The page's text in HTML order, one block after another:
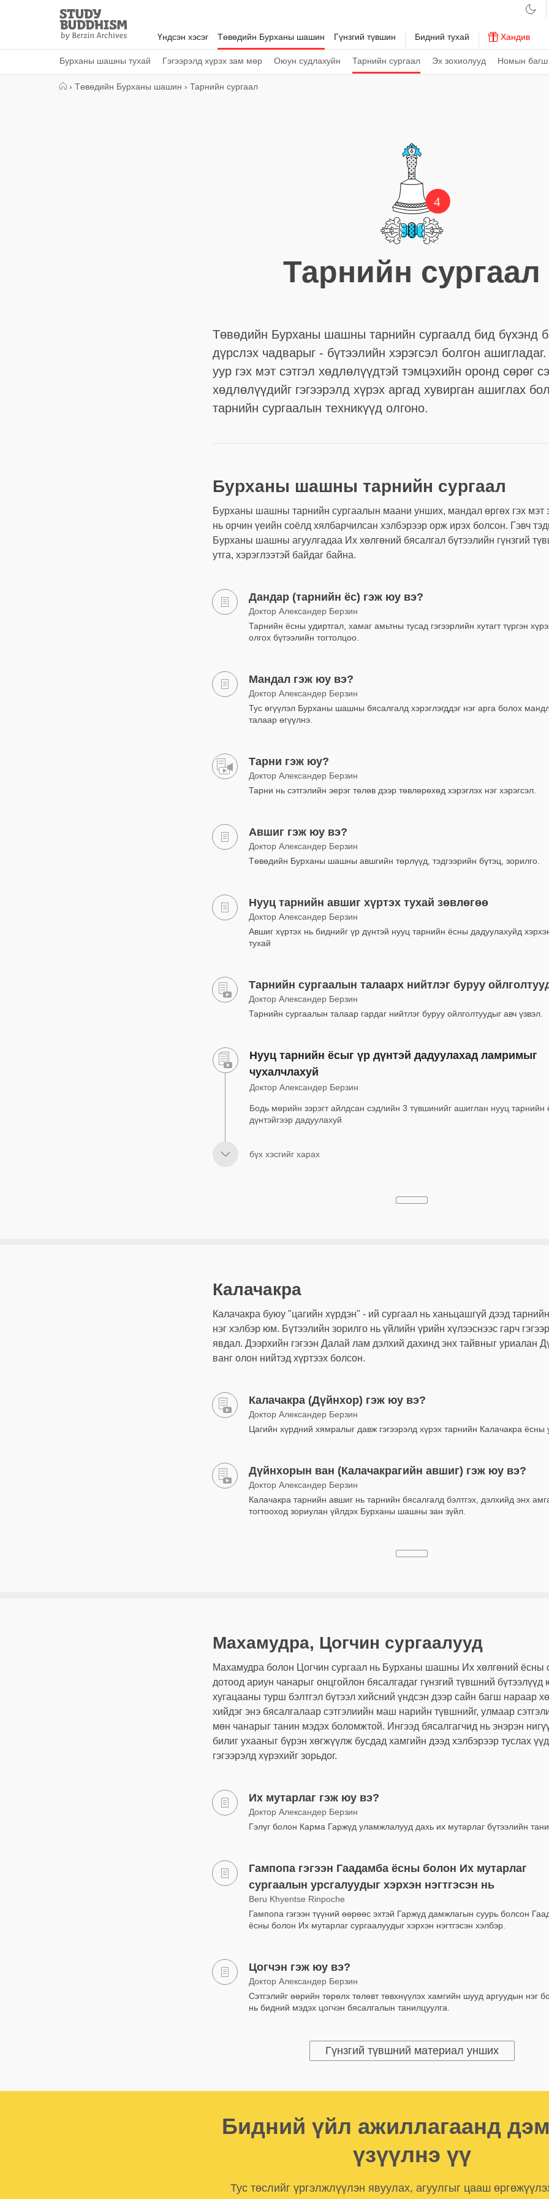
Study
Buddhism
Home
Үндсэн хэсэг Төвөдийн Бурханы шашин
Бурханы шашны тухай Гэгээрэлд хүрэх зам мөр Оюун судлахуйн Тарнийн сургаал Эх зохиолууд Номын багш
Гүнзгий түвшин Бидний тухай Хандив
› Төвөдийн Бурханы шашин › Тарнийн сургаал
4
Тарнийн сургаал
Төвөдийн Бурханы шашны тарнийн сургаалд бид бүхэнд
дүрслэх чадварыг - бүтээлийн хэрэгсэл болгон
уур гэх мэт сэтгэл хөдлөлүүдтэй тэмцэхийн оронд сөрөг
хөдлөлүүдийг гэгээрэлд хүрэх аргад хувирган ашиглах
тарнийн сургаалын техникүүд олгоно.
Бурханы шашны тарнийн сургаал
Бурханы шашны тарнийн сургаалын маани унших, мандал өргөх гэх мэт
нь орчин үеийн соёлд хялбарчилсан хэлбэрээр орж ирэх болсон. Гэвч
Бурханы шашны агуулгадаа Их хөлгөний бясалгал бүтээлийн гүнзгий
утга, хэрэглээтэй байдаг байна.
Дандар (тарнийн ёс) гэж юу вэ?
Доктор Александер Берзин
Тарнийн ёсны удиртгал, хамаг амьтны тусад гэгээрлийн хутагт түргэн
олгох бүтээлийн тогтолцоо.
Мандал гэж юу вэ?
Доктор Александер Берзин
Тус өгүүлэл Бурханы шашны бясалгалд хэрэглэгддэг нэг арга болох
талаар өгүүлнэ.
Тарни гэж юу?
Доктор Александер Берзин
Тарни нь сэтгэлийн эерэг төлөв дээр төвлөрөхөд хэрэглэх нэг хэрэгсэл.
Авшиг гэж юу вэ?
Доктор Александер Берзин
Төвөдийн Бурханы шашны авшгийн төрлүүд, тэдгээрийн бүтэц, зорилго.
Нууц тарнийн авшиг хүртэх тухай зөвлөгөө
Доктор Александер Берзин
Авшиг хүртэх нь биднийг үр дүнтэй нууц тарнийн ёсны дадуулахуйд
тухай
Тарнийн сургаалын талаарх нийтлэг буруу
Доктор Александер Берзин
Тарнийн сургаалын талаар гардаг нийтлэг буруу ойлголтуудыг авч үзвэл.
Нууц тарнийн ёсыг үр дүнтэй дадуулахад ламримыг
чухалчлахуй
Доктор Александер Берзин
Бодь мөрийн зэрэгт айлдсан сэдлийн 3 түвшинийг ашиглан нууц тарнийн
дүнтэйгээр дадуулахуй
бүх хэсгийг харах
Калачакра
Калачакра буюу "цагийн хүрдэн" - ий сургаал нь ханьцашгүй дээд
нэг хэлбэр юм. Бүтээлийн зорилго нь үйлийн үрийн хүлээснээс гарч
явдал. Дээрхийн гэгээн Далай лам дэлхий дахинд энх тайвныг уриалан
ванг олон нийтэд хүртээх болсон.
Калачакра (Дүйнхор) гэж юу вэ?
Доктор Александер Берзин
Цагийн хүрдний хямралыг давж гэгээрэлд хүрэх тарнийн Калачакра ёсны
Дүйнхорын ван (Калачакрагийн авшиг) гэж юу вэ?
Доктор Александер Берзин
Калачакра тарнийн авшиг нь тарнийн бясалгалд бэлтгэх, дэлхийд энх
тогтооход зориулан үйлдэх Бурханы шашны зан зүйл.
Махамудра, Цогчин сургаалууд
Махамудра болон Цогчин сургаал нь Бурханы шашны Их хөлгөний ёсны
дотоод ариун чанарыг онцгойлон бясалгадаг гүнзгий түвшний
хугацааны турш бэлтгэл бүтээл хийсний үндсэн дээр сайн багш нараар
хийдэг энэ бясалгалаар сэтгэлиийн маш нарийн түвшнийг, улмаар
мөн чанарыг танин мэдэх боломжтой. Ингээд бясалгагчид нь энэрэн
билиг ухааныг бүрэн хөгжүүлж бусдад хамгийн дээд хэлбэрээр туслах
гэгээрэлд хүрэхийг зорьдог.
Их мутарлаг гэж юу вэ?
Доктор Александер Берзин
Гэлүг болон Карма Гаржүд уламжлалууд дахь их мутарлаг бүтээлийн
Гампопа гэгээн Гаадамба ёсны болон Их мутарлаг
сургаалын урсгалуудыг хэрхэн нэгтгэсэн нь
Beru Khyentse Rinpoche
Гампопа гэгээн түүний өөрөөс эхтэй Гаржүд дамжлагын суурь болсон
ёсны болон Их мутарлаг сургаалуудыг хэрхэн нэгтгэсэн хэлбэр.
Цогчэн гэж юу вэ?
Доктор Александер Берзин
Сэтгэлийг өөрийн төрөлх төлөвт төвхнүүлэх хамгийн шууд аргуудын нэг
нь бидний мэдэх цогчэн бясалгалын танилцуулга.
Гүнзгий түвшний материал унших
Бидний үйл ажиллагаанд
үзүүлнэ үү
Тус төслийг үргэлжлүүлэн явуулах, агуулгыг цааш